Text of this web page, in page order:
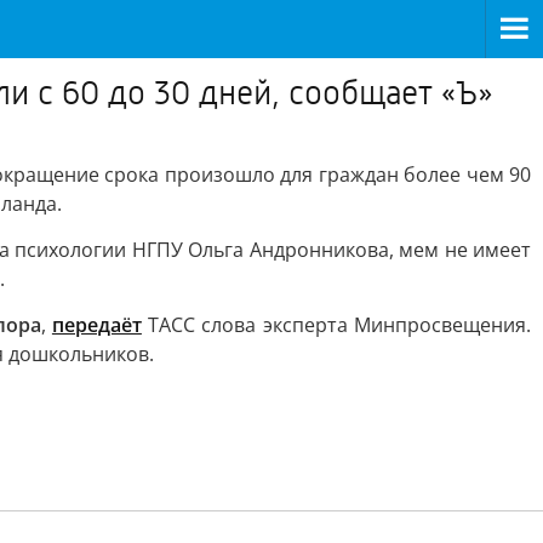
с 60 до 30 дней, сообщает «Ъ»
срока произошло для граждан более чем 90
психологии НГПУ Ольга Андронникова, мем не имеет
, передаётТАСС слова эксперта Минпросвещения.
дошкольников.